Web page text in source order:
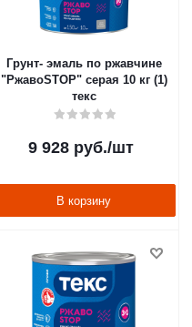
Грунт- эмаль по ржавчине
"РжавоSTOP" серая 10 кг (1)
текс
9 928руб./шт
В корзину